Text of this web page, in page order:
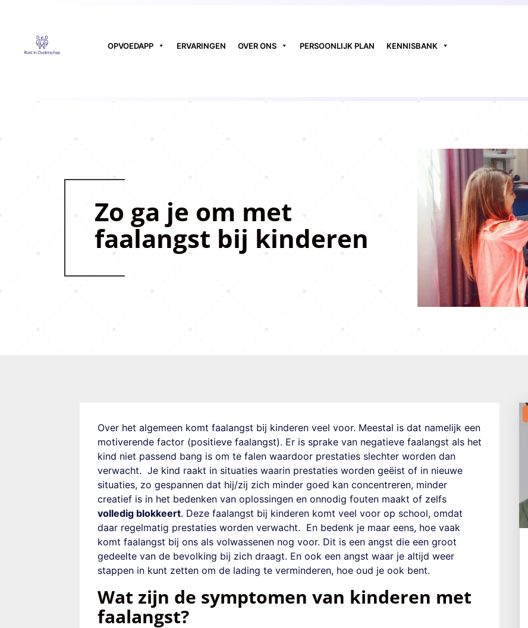
OPVOEDAPP ERVARINGEN OVER ONS PERSOONLIJK PLAN KENNISBANK
Zo ga je om met
faalangst bij kinderen
Over het algemeen komt faalangst bij kinderen veel voor. Meestal is dat namelijk een
motiverende factor (positieve faalangst). Er is sprake van negatieve faalangst als het
kind niet passend bang is om te falen waardoor prestaties slechter worden dan
verwacht. Je kind raakt in situaties waarin prestaties worden geëist of in nieuwe
situaties, zo gespannen dat hij/zij zich minder goed kan concentreren, minder
creatief is in het bedenken van oplossingen en onnodig fouten maakt of zelfs
volledig blokkeert. Dezefaalangst bij kinderen komt veel voor op school, omdat
daar regelmatig prestaties worden verwacht. En bedenk je maar eens, hoe vaak
komt faalangst bij ons als volwassenen nog voor. Dit is een angst die een groot
gedeelte van de bevolking bij zich draagt. En ook een angst waar je altijd weer
stappen in kunt zetten om de lading te verminderen, hoe oud je ook bent.
Wat zijn de symptomen van kinderen met
faalangst?